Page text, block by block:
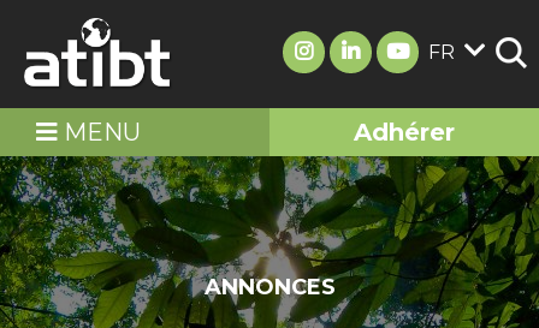
FR
MENU Adhérer
ANNONCES